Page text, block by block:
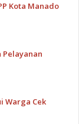
Kota Manado
Warga Cek